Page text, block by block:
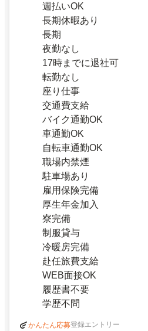
週払いOK
長期休暇あり
長期
夜勤なし
17時までに退社可
転勤なし
座り仕事
交通費支給
バイク通勤OK
車通勤OK
自転車通勤OK
職場内禁煙
駐車場あり
雇用保険完備
厚生年金加入
寮完備
制服貸与
冷暖房完備
赴任旅費支給
WEB面接OK
履歴書不要
学歴不問
かんたん応募登録エントリー